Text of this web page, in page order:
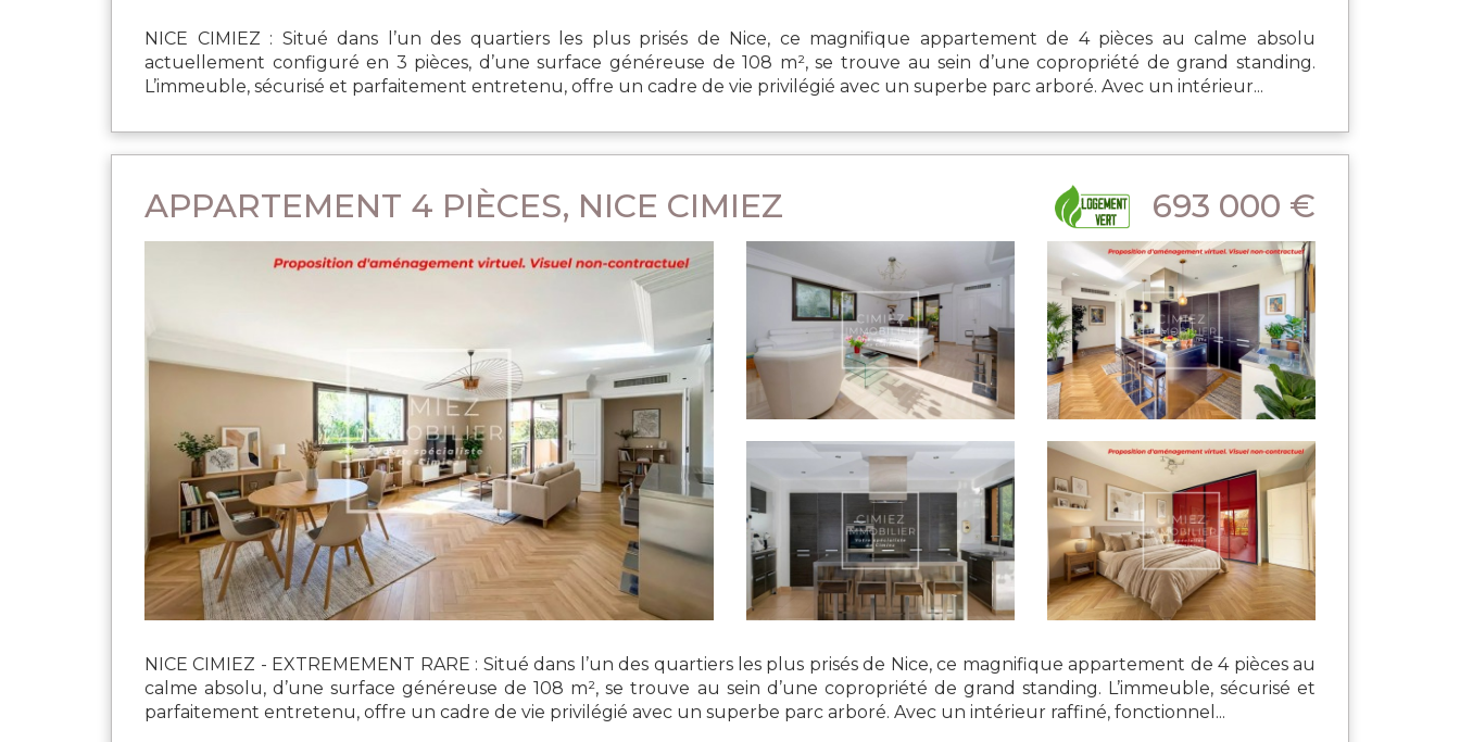
NICE CIMIEZ : Situé dans l’un des quartiers les plus prisés de Nice, ce magnifique appartement de 4 pièces au calme absolu
actuellement configuré en 3 pièces, d’une surface généreuse de 108 m², se trouve au sein d’une copropriété de grand standing.
L’immeuble, sécurisé et parfaitement entretenu, offre un cadre de vie privilégié avec un superbe parc arboré. Avec un intérieur...
APPARTEMENT 4 PIÈCES, NICE CIMIEZ 693 000 €
NICE CIMIEZ - EXTREMEMENT RARE : Situé dans l’un des quartiers les plus prisés de Nice, ce magnifique appartement de 4 pièces au
calme absolu, d’une surface généreuse de 108 m², se trouve au sein d’une copropriété de grand standing. L’immeuble, sécurisé et
parfaitement entretenu, offre un cadre de vie privilégié avec un superbe parc arboré. Avec un intérieur raffiné, fonctionnel...